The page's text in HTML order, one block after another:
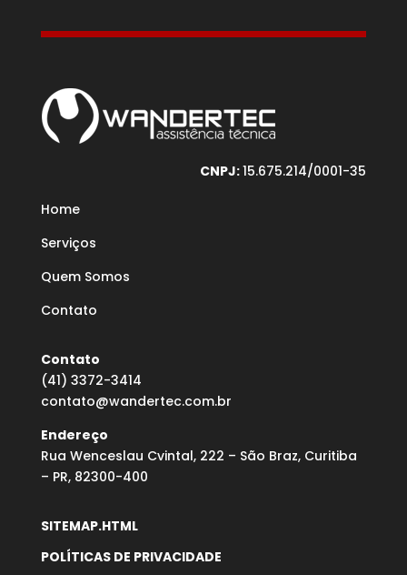
CNPJ:15.675.214/0001-35
Home
Serviços
Quem Somos
Contato
Contato
(41) 3372-3414
contato@wandertec.com.br
Endereço
Rua Wenceslau Cvintal, 222 – São Braz, Curitiba
– PR, 82300-400
SITEMAP.HTML
POLÍTICAS DE PRIVACIDADE